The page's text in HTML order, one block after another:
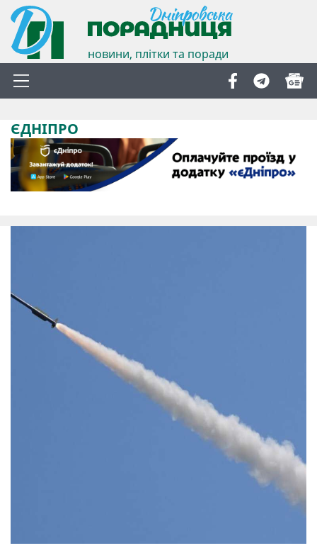
новини, плітки та поради
ЄДНІПРО